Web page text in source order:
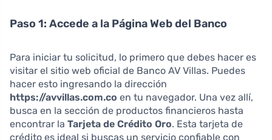
Paso 1: Accede a la Página Web del Banco
Para iniciar tu solicitud, lo primero que debes hacer es
visitar el sitio web oficial de Banco AV Villas. Puedes
hacer esto ingresando la dirección
https://avvillas.com.co en tu navegador. Una vez allí,
busca en la sección de productos financieros hasta
encontrar la Tarjeta de Crédito Oro. Esta tarjeta de
crédito es ideal si buscas un servicio confiable con